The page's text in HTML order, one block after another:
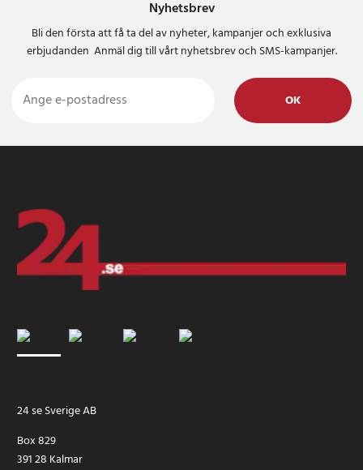
Nyhetsbrev
Bli den första att få ta del av nyheter, kampanjer och exklusiva
erbjudanden Anmäl dig till vårt nyhetsbrev och SMS-kampanjer.
OK
24 se Sverige AB
Box 829
391 28 Kalmar